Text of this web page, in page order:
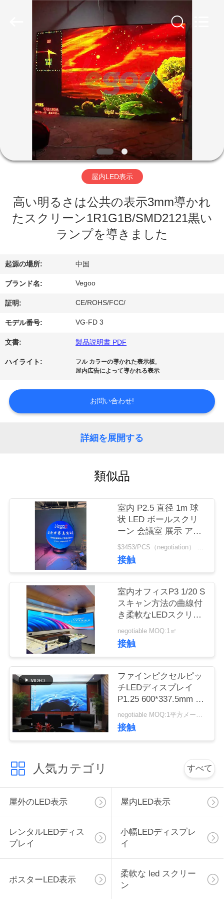
ビ
オ
た
し
た
ち
に
つ
て
ア
質
絡
く
だ
さ
い
ュ
ー
ス
引
屋内LED表示
高い明るさは公共の表示3mm導かれ
たスクリーン1R1G1B/SMD2121黒い
ランプを導きました
起源の場所: 中国
ブランド名: Vegoo
証明: CE/ROHS/FCC/
モデル番号: VG-FD 3
文書: 製品説明書 PDF
ハイライト: フル カラーの導かれた表示板,
屋内広告によって導かれる表示
お問い合わせ!
詳細を展開する
類似品
室内 P2.5 直径 1m 球
状 LED ボールスクリ
ーン 会議室 展示 アー
トショー
$3453/PCS（negotiation） MOQ:1pcs
接触
室内オフィスP3 1/20 S
スキャン方法の曲線付
き柔軟なLEDスクリー
ン 調整可能
negotiable MOQ:1㎡
接触
ファインピクセルピッ
チLEDディスプレイ
P1.25 600*337.5mm 家
庭用シアター用 鋳型ア
ルミキャビネットサイ
ズ
negotiable MOQ:1平方メートル
接触
人気カテゴリ すべて
屋外のLED表示 屋内LED表示
レンタルLEDディス
プレイ
小幅LEDディスプレ
イ
ポスターLED表示
柔軟な led スクリー
ン